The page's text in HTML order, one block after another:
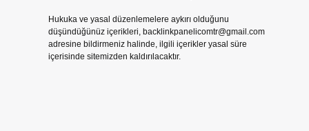
Hukuka ve yasal düzenlemelere aykırı olduğunu
düşündüğünüz içerikleri, backlinkpanelicomtr@gmail.com
adresine bildirmeniz halinde, ilgili içerikler yasal süre
içerisinde sitemizden kaldırılacaktır.